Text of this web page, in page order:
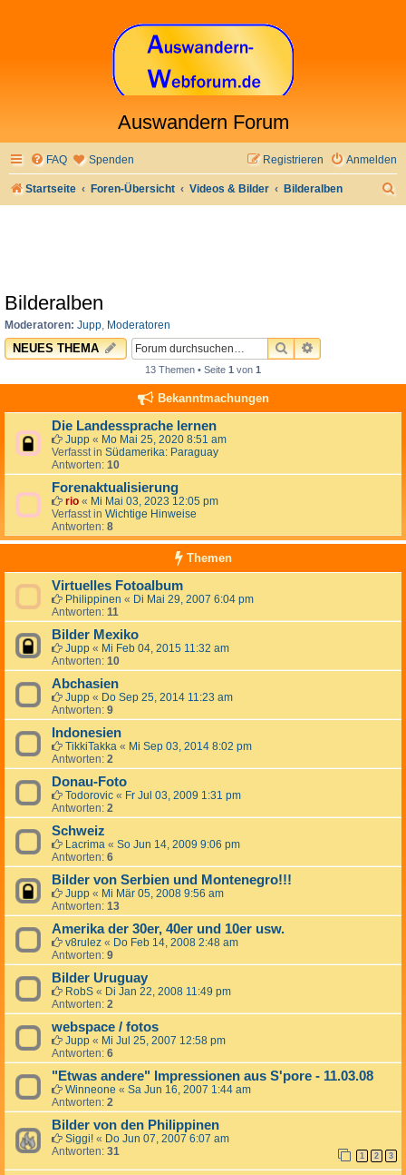
Auswandern Forum
FAQ Spenden Anmelden
Registrieren
Startseite Foren-Übersicht Videos & Bilder Bilderalben
Bilderalben
Moderatoren: Jupp, Moderatoren
NEUES THEMA SUCHEERWEITERTE
13 Themen • Seite 1 von 1
Bekanntmachungen
Die Landessprache lernen
Jupp « Mo Mai 25, 2020 8:51 am
Verfasst in Südamerika: Paraguay
Antworten: 10
Forenaktualisierung
rio « Mi Mai 03, 2023 12:05 pm
Verfasst in Wichtige Hinweise
Antworten: 8
Themen
Virtuelles Fotoalbum
Philippinen « Di Mai 29, 2007 6:04 pm
Antworten: 11
Bilder Mexiko
Jupp « Mi Feb 04, 2015 11:32 am
Antworten: 10
Abchasien
Jupp « Do Sep 25, 2014 11:23 am
Antworten: 9
Indonesien
TikkiTakka « Mi Sep 03, 2014 8:02 pm
Antworten: 2
Donau-Foto
Todorovic « Fr Jul 03, 2009 1:31 pm
Antworten: 2
Schweiz
Lacrima « So Jun 14, 2009 9:06 pm
Antworten: 6
Bilder von Serbien und Montenegro!!!
Jupp « Mi Mär 05, 2008 9:56 am
Antworten: 13
Amerika der 30er, 40er und 10er usw.
v8rulez « Do Feb 14, 2008 2:48 am
Antworten: 9
Bilder Uruguay
RobS « Di Jan 22, 2008 11:49 pm
Antworten: 2
webspace / fotos
Jupp « Mi Jul 25, 2007 12:58 pm
Antworten: 6
"Etwas andere" Impressionen aus S'pore - 11.03.08
Winneone « Sa Jun 16, 2007 1:44 am
Antworten: 2
Bilder von den Philippinen
Siggi! « Do Jun 07, 2007 6:07 am
Antworten: 31 1 2 3